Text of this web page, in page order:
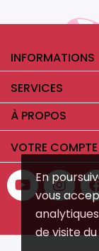
En
vous
de visite
INFORMATIONS
SERVICES
À PROPOS
VOTRE COMPTE